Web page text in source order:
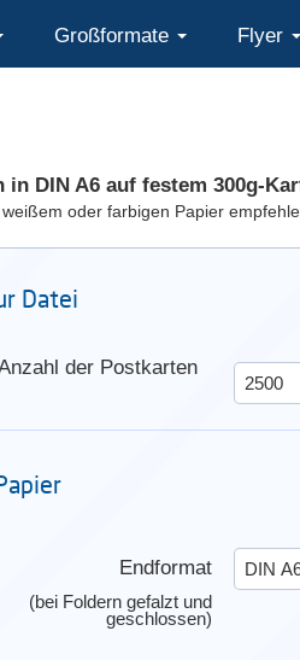
Großformate Flyer
in DIN A6 auf festem 300g-
oder farbigen Papier
Datei
der Postkarten
Endformat
(bei Foldern gefalzt und
geschlossen)